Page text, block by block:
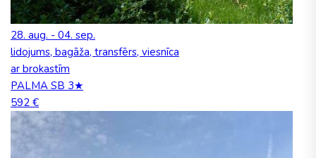
28. aug. - 04. sep.
lidojums, bagāža, transfērs, viesnīca
ar brokastīm
PALMA SB 3★
592 €